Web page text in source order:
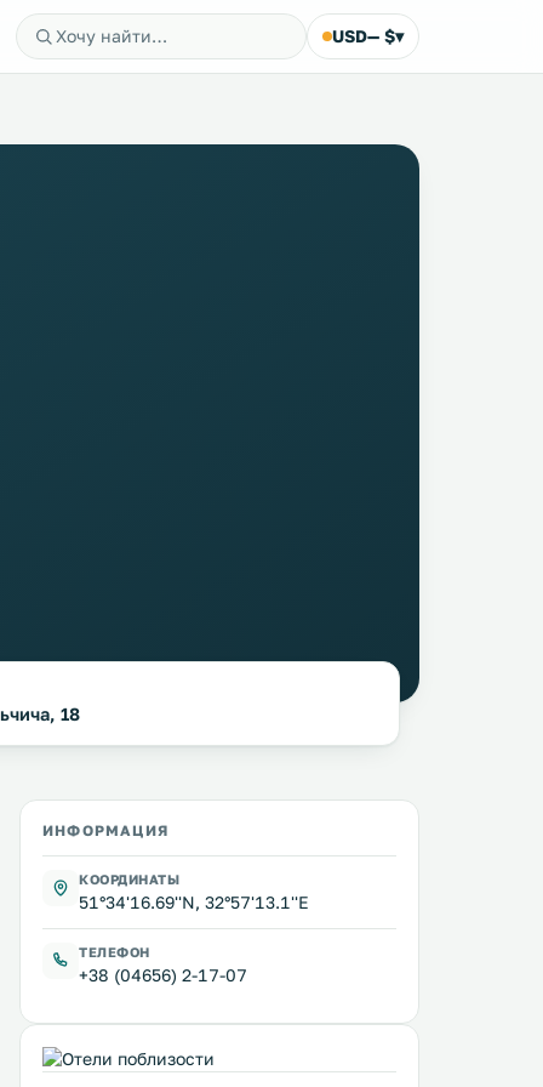
USD— $▾
18
ИНФОРМАЦИЯ
КООРДИНАТЫ
51°34'16.69''N, 32°57'13.1''E
ТЕЛЕФОН
+38 (04656) 2-17-07